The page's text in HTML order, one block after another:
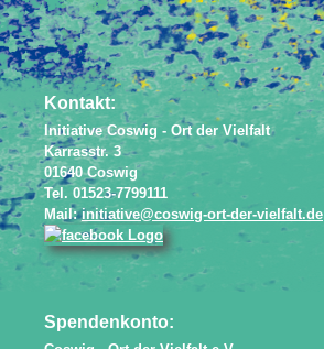
Kontakt:
Initiative Coswig - Ort der Vielfalt
Karrasstr. 3
01640 Coswig
Tel. 01523-7799111
Mail:initiative@coswig-ort-der-vielfalt.de
Spendenkonto: